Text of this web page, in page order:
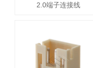
2.0端子连接线